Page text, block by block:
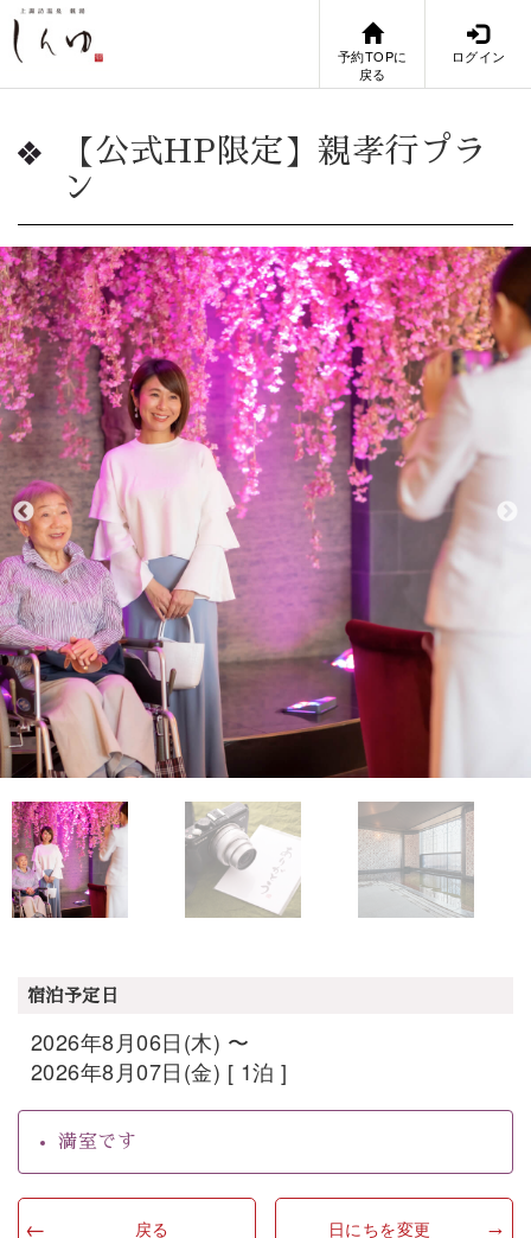
予約TOPに
戻る
ログイン
【公式HP限定】親孝行プラ
ン
宿泊予定日
2026年8月06日(木) 〜
2026年8月07日(金) [ 1泊 ]
満室です
戻る 日にちを変更